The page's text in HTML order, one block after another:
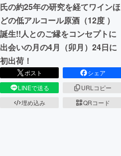
氏の約25年の研究を経てワインほ
どの低アルコール原酒（12度 ）
誕生!!人とのご縁をコンセプトに
出会いの月の4月（卯月）24日に
初出荷！
ポスト
シェア
LINEで送る
URLコピー
埋め込み
QRコード